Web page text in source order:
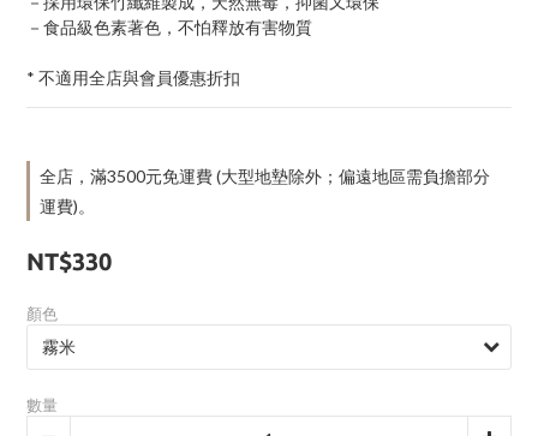
－食品級色素著色，不怕釋放有害物質
* 不適用全店與會員優惠折扣
全店，滿3500元免運費 (大型地墊除外；偏遠地區需負擔部分
運費)。
NT$330
顏色
數量